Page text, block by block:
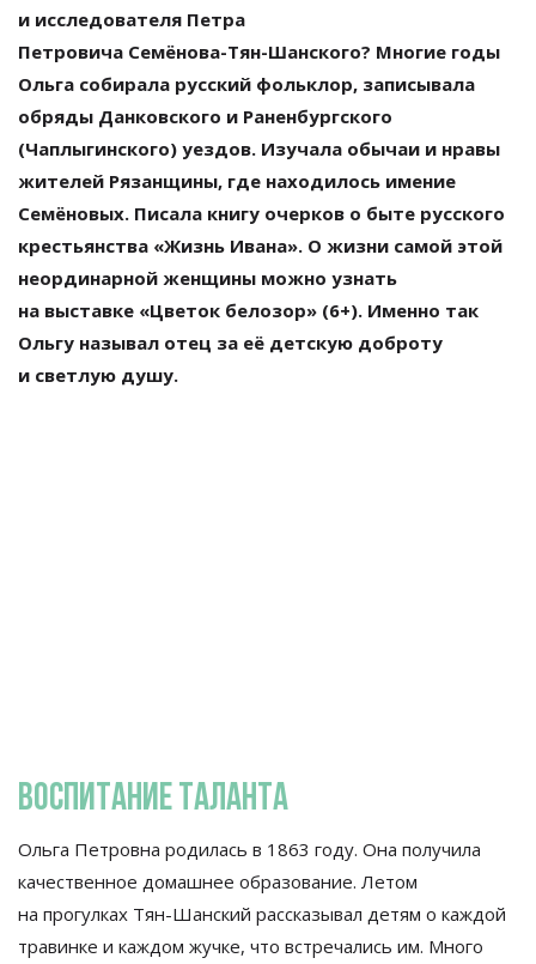
и исследователя Петра
Петровича Семёнова-Тян-Шанского? Многие годы
Ольга собирала русский фольклор, записывала
обряды Данковского и Раненбургского
(Чаплыгинского) уездов. Изучала обычаи и нравы
жителей Рязанщины, где находилось имение
Семёновых. Писала книгу очерков о быте русского
крестьянства «Жизнь Ивана». О жизни самой этой
неординарной женщины можно узнать
на выставке «Цветок белозор» (6+). Именно так
Ольгу называл отец за её детскую доброту
и светлую душу.
Воспитание таланта
Ольга Петровна родилась в 1863 году. Она получила
качественное домашнее образование. Летом
на прогулках Тян-Шанский рассказывал детям о каждой
травинке и каждом жучке, что встречались им. Много